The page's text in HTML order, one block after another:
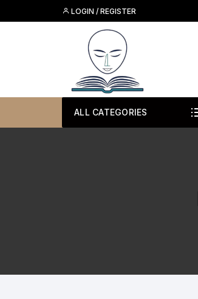
to
LOGIN / REGISTER
ALL CATEGORIES